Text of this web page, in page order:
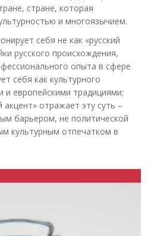
стране, которая
и многоязычием.
себя не как «русский
русского происхождения,
опыта в сфере
себя как культурного
и европейскими традициями;
акцент» отражает эту суть –
барьером, не политической
культурным отпечатком в